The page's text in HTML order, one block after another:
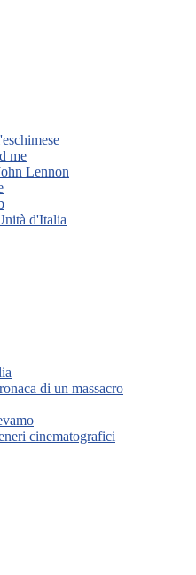
me
Lennon
d'Italia
di un massacro
cinematografici